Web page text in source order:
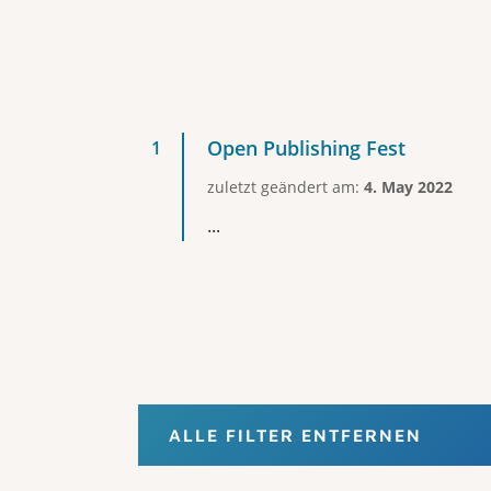
Open Publishing Fest
zuletzt geändert am: 4. May 2022
...
ALLE FILTER ENTFERNEN